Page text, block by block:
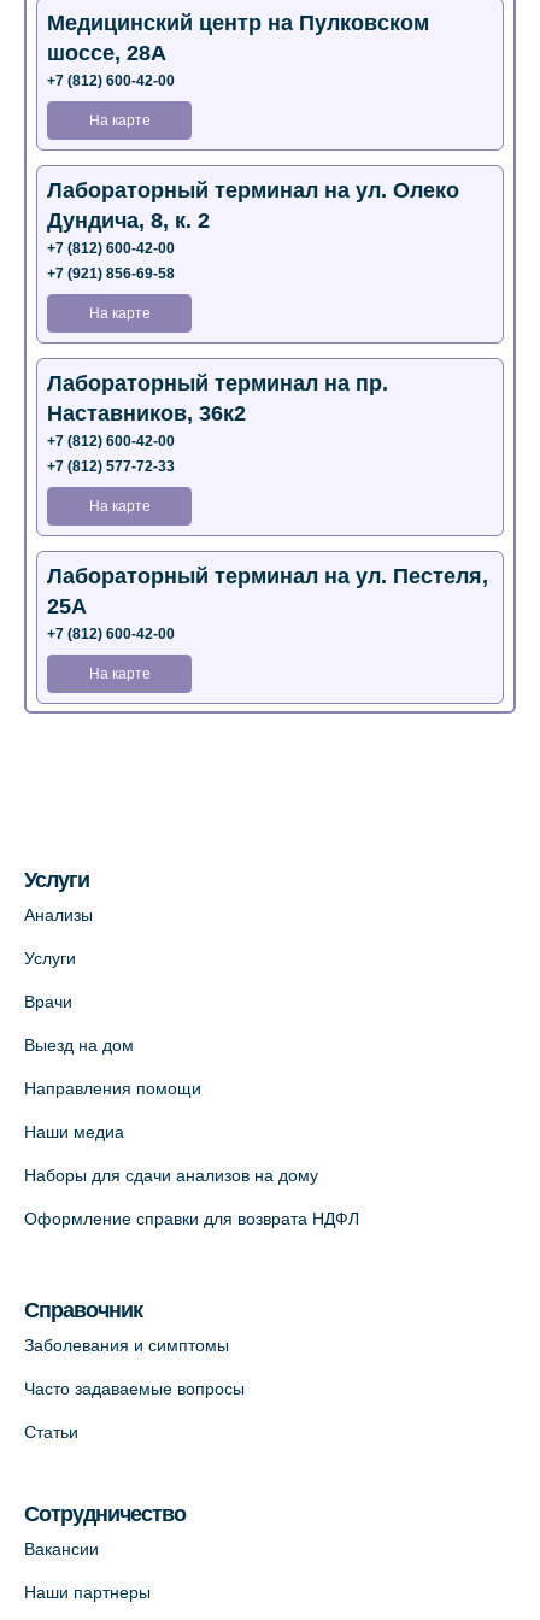
Медицинский центр на Пулковском
шоссе, 28А
+7 (812) 600-42-00
На карте
Лабораторный терминал на ул. Олеко
Дундича, 8, к. 2
+7 (812) 600-42-00
+7 (921) 856-69-58
На карте
Лабораторный терминал на пр.
Наставников, 36к2
+7 (812) 600-42-00
+7 (812) 577-72-33
На карте
Лабораторный терминал на ул. Пестеля,
25А
+7 (812) 600-42-00
На карте
Медицинский центр на ул. Моисеенко, 5
+7 (812) 660-73-69
+7 (812) 660-73-69
На карте
Красносельское шоссе, 54, к.3
Медицинский центр на Кондратьевском
Услуги
Анализы
Услуги
Врачи
Выезд на дом
Направления помощи
Наши медиа
Наборы для сдачи анализов на дому
Оформление справки для возврата НДФЛ
Справочник
Заболевания и симптомы
Часто задаваемые вопросы
Статьи
Сотрудничество
Вакансии
Наши партнеры